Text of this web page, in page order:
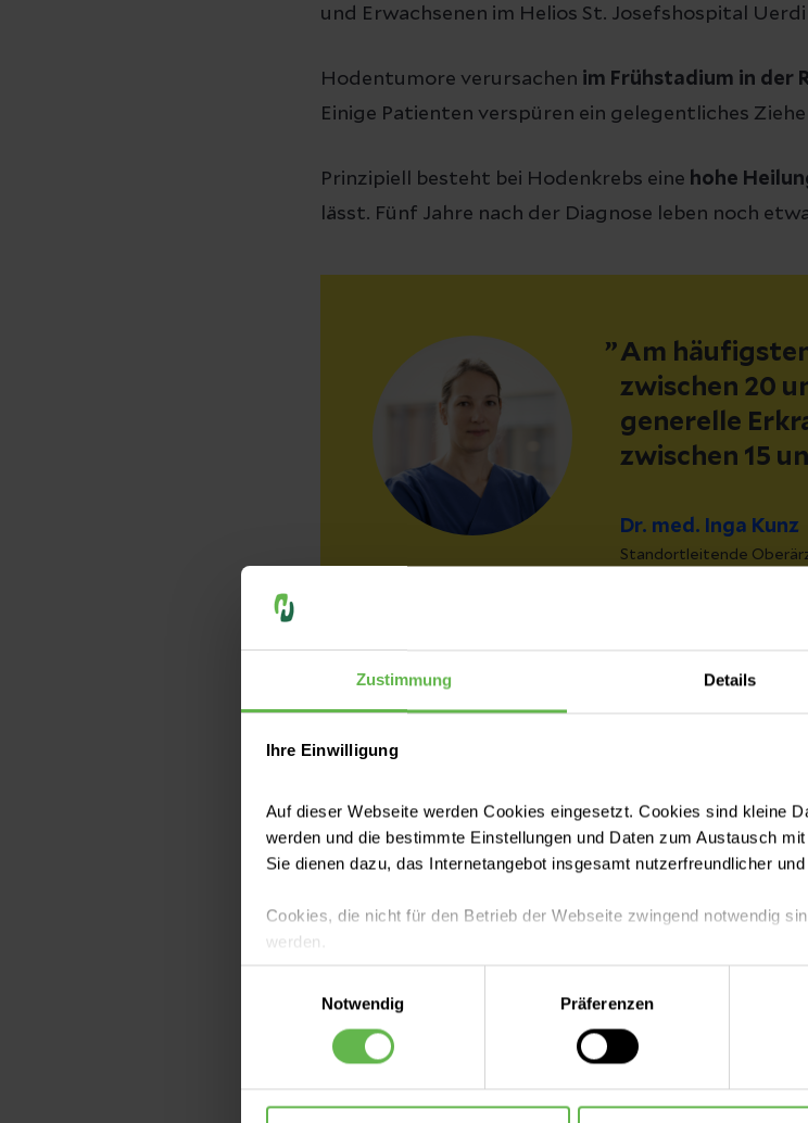
Zustimmung Details
Ihre Einwilligung
Auf dieser Webseite werden Cookies eingesetzt. Cookies sind kleine
werden und die bestimmte Einstellungen und Daten zum Austausch
Sie dienen dazu, das Internetangebot insgesamt nutzerfreundlicher
Cookies, die nicht für den Betrieb der Webseite zwingend notwendig
werden.
Es steht Ihnen frei, unsere Seite mit nur den notwendigen Cookies zu
nicht notwendigen Cookies zu treffen oder durch Auswahl von „Alle
einzuwilligen. Ihre Auswahlentscheidung können Sie jederzeit ändern
Notwendig
Präferenzen
und Erwachsenen im Helios St. Josefshospital
Hodentumore verursachen im Frühstadium in der
Einige Patienten verspüren ein gelegentliches
Prinzipiell besteht bei Hodenkrebs eine hohe
lässt. Fünf Jahre nach der Diagnose leben noch
Standortleitende
Am
zwischen 20
generelle
zwischen 15
Dr. med. Inga Kunz
Früherkennung:
Hoden ist wichtig
Wie bei anderen Krebserkrankungen gilt auch bei
besser die Heilungschancen. Daher sollten
Beim Abtasten hält eine Hand den Hoden fest,
die Größe
die Konsistenz (fest, weich, ist eine Stelle härter